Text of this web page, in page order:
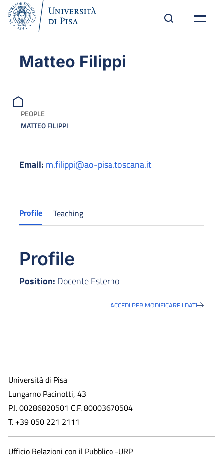
Matteo Filippi
PEOPLE
MATTEO FILIPPI
Email: m.filippi@ao-pisa.toscana.it
Profile Teaching
Profile
Position: Docente Esterno
ACCEDI PER MODIFICARE I DATI
Università di Pisa
Lungarno Pacinotti, 43
P.I. 00286820501 C.F. 80003670504
T. +39 050 221 2111
Ufficio Relazioni con il Pubblico -URP